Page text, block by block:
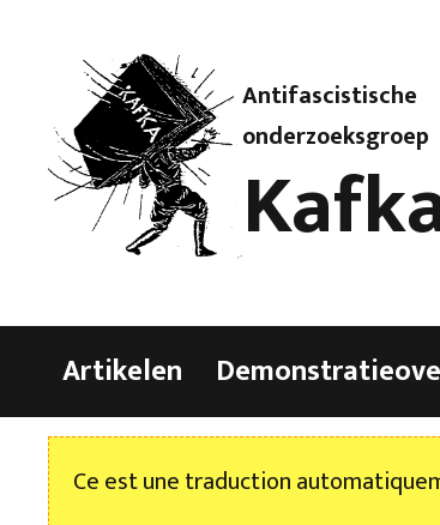
Antifascistische
onderzoeksgroep
Artikelen
Ce est une traduction